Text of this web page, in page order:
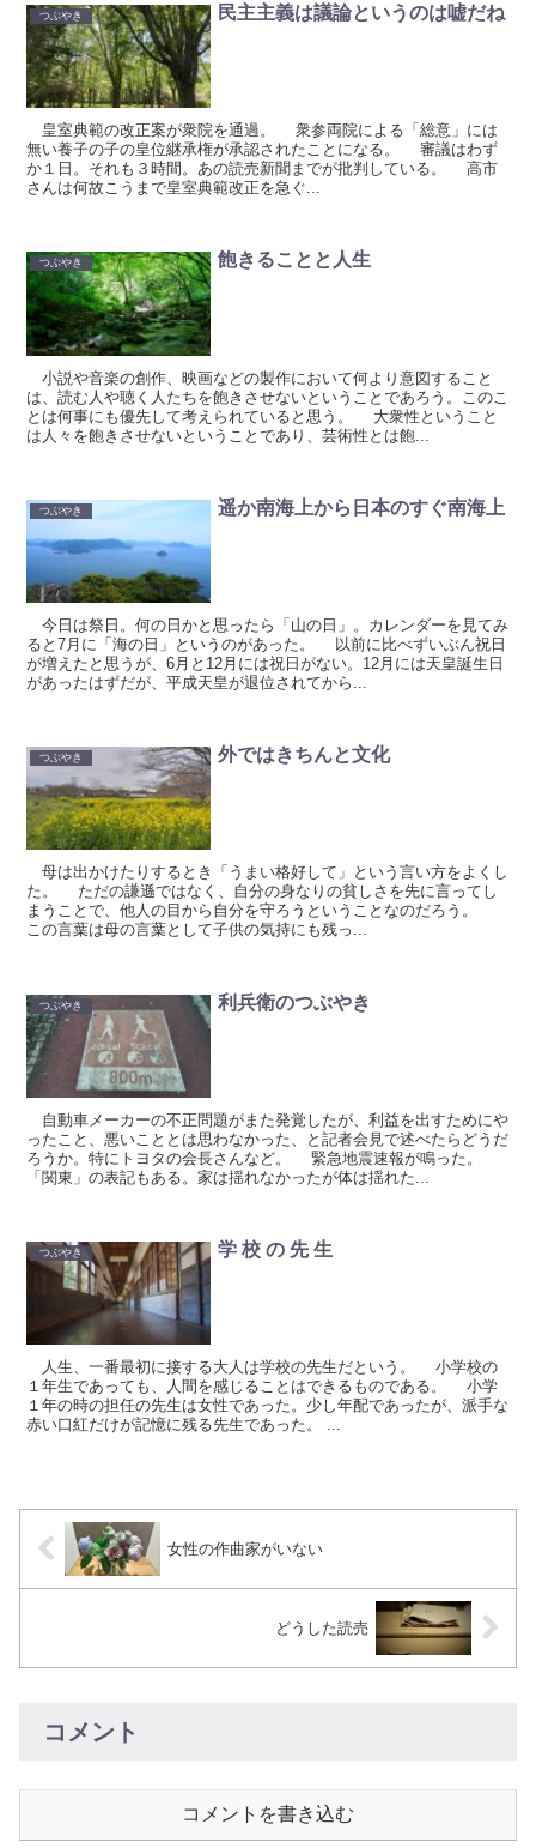
つぶやき 民主主義は議論というのは嘘だね
皇室典範の改正案が衆院を通過。 衆参両院による「総意」には
無い養子の子の皇位継承権が承認されたことになる。 審議はわず
か１日。それも３時間。あの読売新聞までが批判している。 高市
さんは何故こうまで皇室典範改正を急ぐ...
つぶやき 飽きることと人生
小説や音楽の創作、映画などの製作において何より意図すること
は、読む人や聴く人たちを飽きさせないということであろう。このこ
とは何事にも優先して考えられていると思う。 大衆性ということ
は人々を飽きさせないということであり、芸術性とは飽...
つぶやき 遥か南海上から日本のすぐ南海上
今日は祭日。何の日かと思ったら「山の日」。カレンダーを見てみ
ると7月に「海の日」というのがあった。 以前に比べずいぶん祝日
が増えたと思うが、6月と12月には祝日がない。12月には天皇誕生日
があったはずだが、平成天皇が退位されてから...
つぶやき 外ではきちんと文化
母は出かけたりするとき「うまい格好して」という言い方をよくし
た。 ただの謙遜ではなく、自分の身なりの貧しさを先に言ってし
まうことで、他人の目から自分を守ろうということなのだろう。
この言葉は母の言葉として子供の気持にも残っ...
つぶやき 利兵衛のつぶやき
自動車メーカーの不正問題がまた発覚したが、利益を出すためにや
ったこと、悪いこととは思わなかった、と記者会見で述べたらどうだ
ろうか。特にトヨタの会長さんなど。 緊急地震速報が鳴った。
「関東」の表記もある。家は揺れなかったが体は揺れた...
つぶやき 学 校 の 先 生
人生、一番最初に接する大人は学校の先生だという。 小学校の
１年生であっても、人間を感じることはできるものである。 小学
１年の時の担任の先生は女性であった。少し年配であったが、派手な
赤い口紅だけが記憶に残る先生であった。 ...
女性の作曲家がいない
どうした読売
コメント
コメントを書き込む